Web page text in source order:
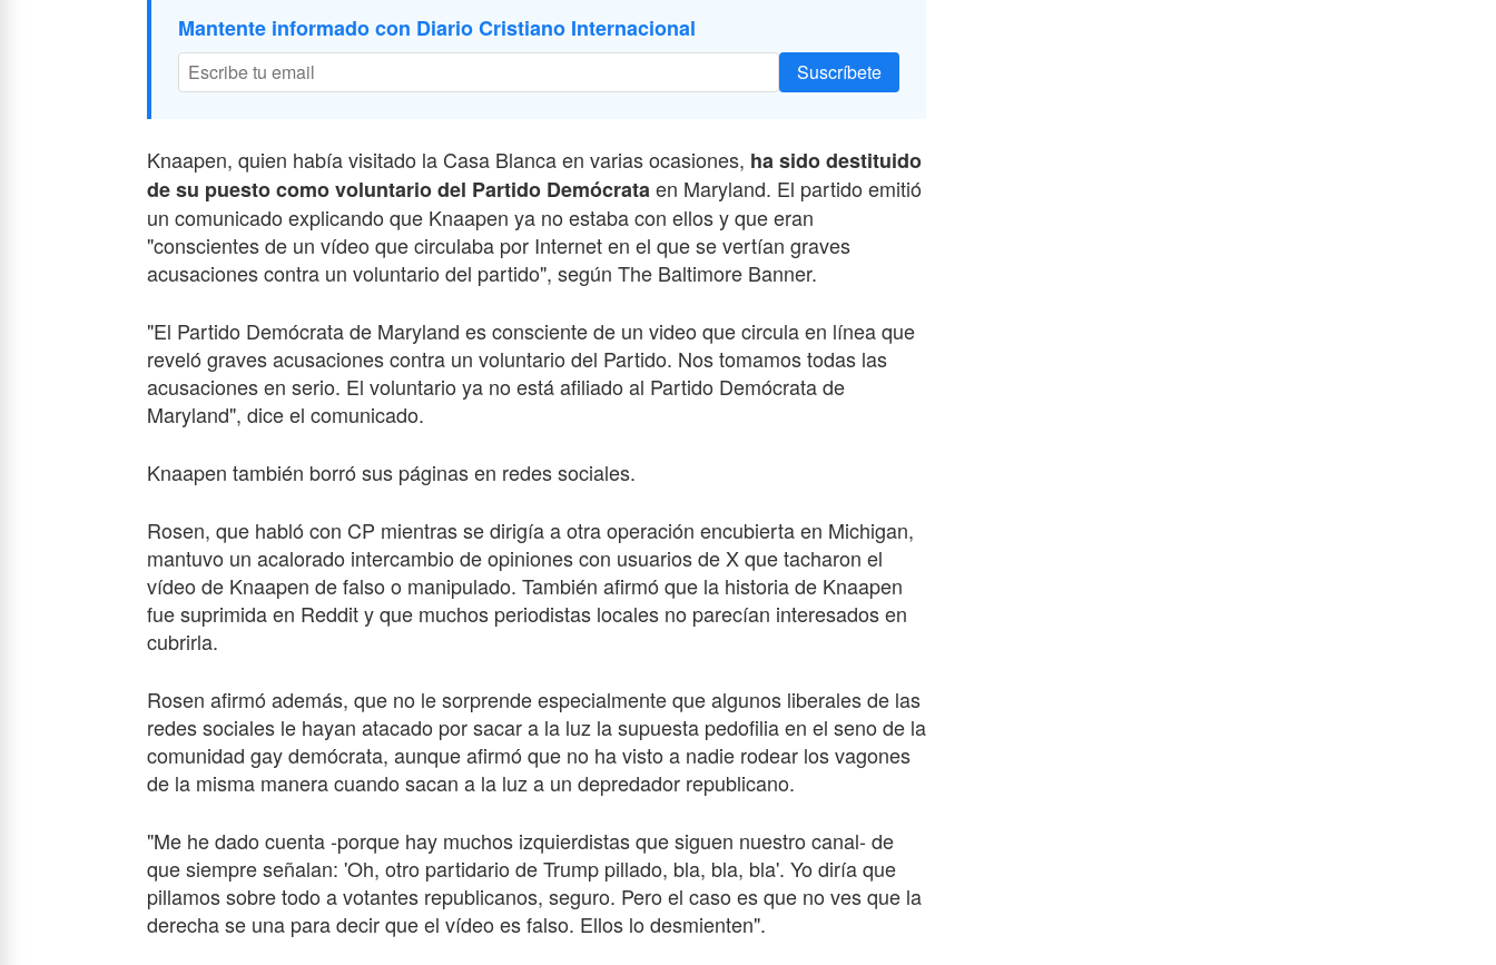
Mantente informado con Diario Cristiano Internacional
Suscríbete
Knaapen, quien había visitado la Casa Blanca en varias ocasiones, ha sido destituido
de su puesto como voluntario del Partido Demócrataen Maryland. El partido emitió
un comunicado explicando que Knaapen ya no estaba con ellos y que eran
"conscientes de un vídeo que circulaba por Internet en el que se vertían graves
acusaciones contra un voluntario del partido", según The Baltimore Banner.
"El Partido Demócrata de Maryland es consciente de un video que circula en línea que
reveló graves acusaciones contra un voluntario del Partido. Nos tomamos todas las
acusaciones en serio. El voluntario ya no está afiliado al Partido Demócrata de
Maryland", dice el comunicado.
Knaapen también borró sus páginas en redes sociales.
Rosen, que habló con CP mientras se dirigía a otra operación encubierta en Michigan,
mantuvo un acalorado intercambio de opiniones con usuarios de X que tacharon el
vídeo de Knaapen de falso o manipulado. También afirmó que la historia de Knaapen
fue suprimida en Reddit y que muchos periodistas locales no parecían interesados en
cubrirla.
Rosen afirmó además, que no le sorprende especialmente que algunos liberales de las
redes sociales le hayan atacado por sacar a la luz la supuesta pedofilia en el seno de la
comunidad gay demócrata, aunque afirmó que no ha visto a nadie rodear los vagones
de la misma manera cuando sacan a la luz a un depredador republicano.
"Me he dado cuenta -porque hay muchos izquierdistas que siguen nuestro canal- de
que siempre señalan: 'Oh, otro partidario de Trump pillado, bla, bla, bla'. Yo diría que
pillamos sobre todo a votantes republicanos, seguro. Pero el caso es que no ves que la
derecha se una para decir que el vídeo es falso. Ellos lo desmienten".